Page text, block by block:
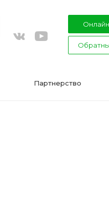
youtube
Партнерство